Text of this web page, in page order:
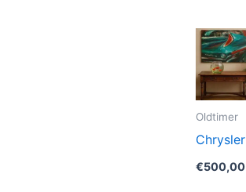
Oldtimer
Chrysler
€500,00